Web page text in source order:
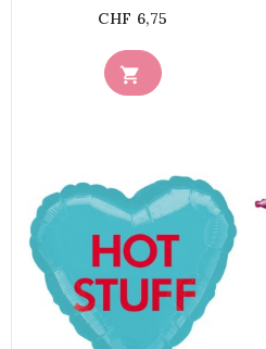

Prix
CHF 6,75
favorite_border